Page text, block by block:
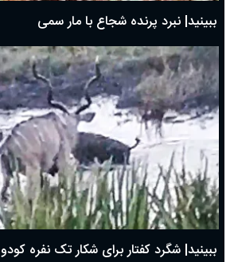
ببینید| نبرد پرنده شجاع با مار سمی
ببینید| شگرد کفتار برای شکار تک نفره کودو